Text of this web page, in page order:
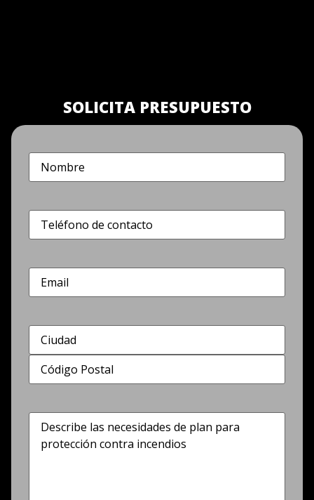
SOLICITA PRESUPUESTO
Nombre
Teléfono(Obligatorio)
Correo
electrónico
Dirección
Describe
las
necesidades